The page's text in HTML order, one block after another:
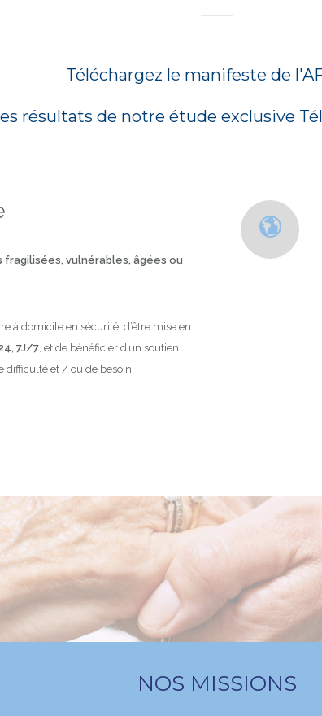
Téléchargez le manifeste de
résultats de notre étude exclusive
fragilisées, vulnérables, âgées ou
à domicile en sécurité, d’être mise en
7J/7 , et de bénéficier d’un soutien
difficulté et / ou de besoin.
NOS MISSIONS